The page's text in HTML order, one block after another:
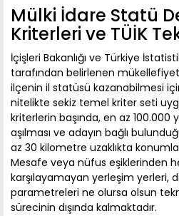
Mülki İdare Statü
Kriterleri ve TÜİK
İçişleri Bakanlığı ve Türkiye
tarafından belirlenen
ilçenin il statüsü kazanabilmesi
nitelikte sekiz temel kriter seti
kriterlerin başında, en az 100.000
aşılması ve adayın bağlı
az 30 kilometre uzaklıkta
Mesafe veya nüfus eşiklerinden
karşılayamayan yerleşim yerleri,
parametreleri ne olursa olsun
sürecinin dışında kalmaktadır.